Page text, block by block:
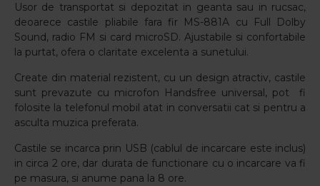
Usor de transportat si depozitat in geanta sau in rucsac,
deoarece castile pliabile fara fir MS-881A cu Full Dolby
Sound, radio FM si card microSD. Ajustabile si confortabile
la purtat, ofera o claritate excelenta a sunetului.
Create din material rezistent, cu un design atractiv, castile
sunt prevazute cu microfon Handsfree universal, pot fi
folosite la telefonul mobil atat in conversatii cat si pentru a
asculta muzica preferata.
Castile se incarca prin USB (cablul de incarcare este inclus)
in circa 2 ore, dar durata de functionare cu o incarcare va fi
pe masura, si anume pana la 8 ore.